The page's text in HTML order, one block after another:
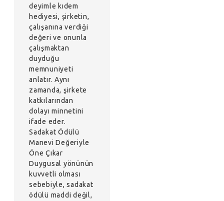
deyimle kıdem
hediyesi, şirketin,
çalışanına verdiği
değeri ve onunla
çalışmaktan
duyduğu
memnuniyeti
anlatır. Aynı
zamanda, şirkete
katkılarından
dolayı minnetini
ifade eder.
Sadakat Ödülü
Manevi Değeriyle
Öne Çıkar
Duygusal yönünün
kuvvetli olması
sebebiyle, sadakat
ödülü maddi değil,